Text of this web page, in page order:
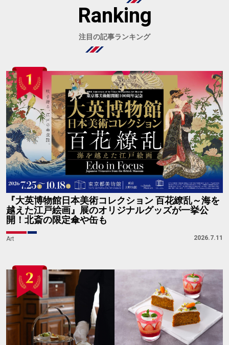
Ranking
注目の記事ランキング
『大英博物館日本美術コレクション 百花繚乱～海を
越えた江戸絵画』展のオリジナルグッズが一挙公
開！北斎の限定傘や缶も
Art 2026.7.11